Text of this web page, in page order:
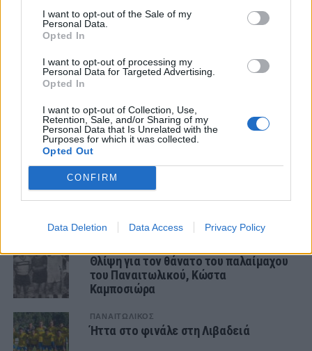
I want to opt-out of the Sale of my
Personal Data.
Opted In
I want to opt-out of processing my
Personal Data for Targeted Advertising.
Opted In
I want to opt-out of Collection, Use,
Retention, Sale, and/or Sharing of my
Personal Data that Is Unrelated with the
Purposes for which it was collected.
Opted Out
CONFIRM
Data Deletion Data Access Privacy Policy
Θλίψη για τον θάνατο του παλαίμαχου
του Παναιτωλικού, Κώστα
Καμποσιώρα
ΠΑΝΑΙΤΩΛΙΚΟΣ
Ήττα στο φινάλε στη Λιβαδειά